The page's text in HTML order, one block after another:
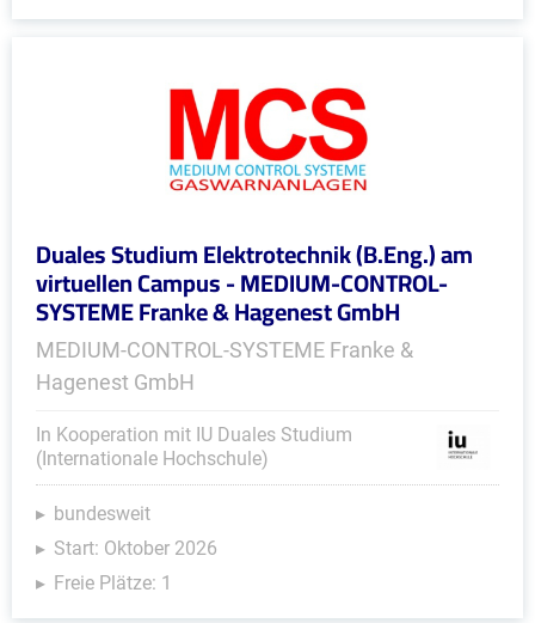
Duales Studium Elektrotechnik (B.Eng.) am
virtuellen Campus - MEDIUM-CONTROL-
SYSTEME Franke & Hagenest GmbH
MEDIUM-CONTROL-SYSTEME Franke &
Hagenest GmbH
In Kooperation mit IU Duales Studium
(Internationale Hochschule)
bundesweit
Start: Oktober 2026
Freie Plätze: 1